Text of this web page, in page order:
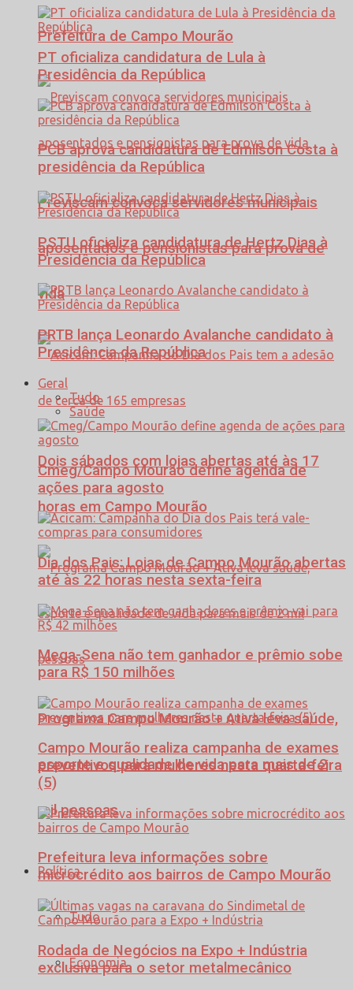
Prefeitura de Campo Mourão
Previscam convoca servidores municipais
aposentados e pensionistas para prova de
vida
Dois sábados com lojas abertas até às 17
horas em Campo Mourão
Programa Campo Mourão + Ativa leva saúde,
esporte e qualidade de vida para mais de 2
mil pessoas
Política
Tudo
Economia
PT oficializa candidatura de Lula à
Presidência da República
PCB aprova candidatura de Edmilson Costa à
presidência da República
PSTU oficializa candidatura de Hertz Dias à
Presidência da República
PRTB lança Leonardo Avalanche candidato à
Presidência da República
Geral
Tudo
Saúde
Cmeg/Campo Mourão define agenda de
ações para agosto
Dia dos Pais: Lojas de Campo Mourão abertas
até às 22 horas nesta sexta-feira
Mega-Sena não tem ganhador e prêmio sobe
para R$ 150 milhões
Campo Mourão realiza campanha de exames
preventivos para mulheres nesta quarta-feira
(5)
Prefeitura leva informações sobre
microcrédito aos bairros de Campo Mourão
Rodada de Negócios na Expo + Indústria
exclusiva para o setor metalmecânico